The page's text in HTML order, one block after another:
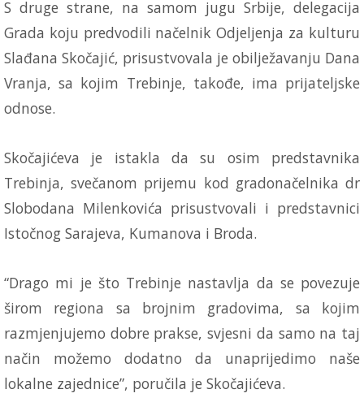
S druge strane, na samom jugu Srbije, delegacija
Grada koju predvodili načelnik Odjeljenja za kulturu
Slađana Skočajić, prisustvovala je obilježavanju Dana
Vranja, sa kojim Trebinje, takođe, ima prijateljske
odnose.
Skočajićeva je istakla da su osim predstavnika
Trebinja, svečanom prijemu kod gradonačelnika dr
Slobodana Milenkovića prisustvovali i predstavnici
Istočnog Sarajeva, Kumanova i Broda.
“Drago mi je što Trebinje nastavlja da se povezuje
širom regiona sa brojnim gradovima, sa kojim
razmjenjujemo dobre prakse, svjesni da samo na taj
način možemo dodatno da unaprijedimo naše
lokalne zajednice”, poručila je Skočajićeva.